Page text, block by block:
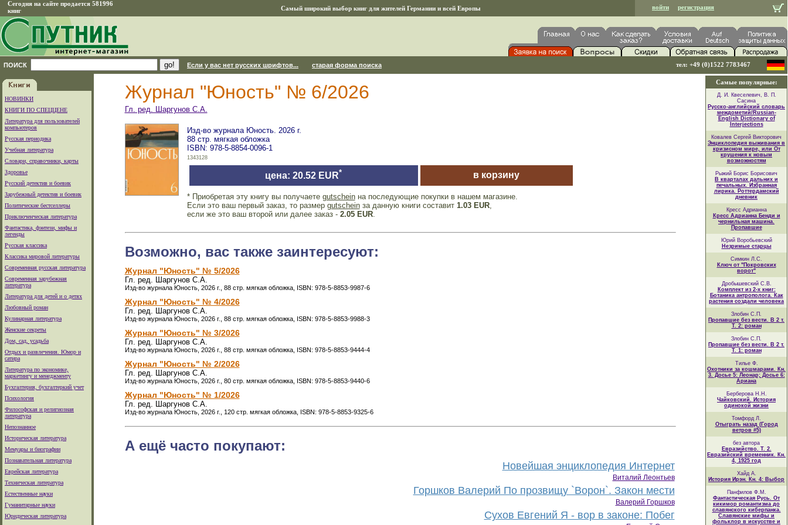
Сегодня на сайте продается 581996
книг
Самый широкий выбор книг для жителей Германии и всей Европы войти регистрация
ПОИСК Если у вас нет русских шрифтов... старая форма поиска тел: +49 (0)1522 7783467
НОВИНКИ
КНИГИ ПО СПЕЦЦЕНЕ
Литература для пользователей
компьютеров
Русская периодика
Учебная литература
Словари, справочники, карты
Здоровье
Русский детектив и боевик
Зарубежный детектив и боевик
Политические бестселлеры
Приключенческая литература
Фантастика, фэнтези, мифы и
легенды
Русская классика
Классика мировой литературы
Современная русская литература
Современная зарубежная
литература
Литература для детей и о детях
Любовный роман
Кулинарная литература
Женские секреты
Дом, сад, усадьба
Отдых и развлечения. Юмор и
сатира
Литература по экономике,
маркетингу и менеджменту
Бухгалтерия, бухгалтеркий учет
Психология
Философская и религиозная
литература
Непознанное
Историческая литература
Мемуары и биографии
Познавательная литература
Еврейская литература
Техническая литература
Естественные науки
Гуманитарные науки
Юридическая литература
Журнал "Юность" № 6/2026
Гл. ред. Шаргунов С.А.
Изд-во журнала Юность. 2026 г.
88 стр. мягкая обложка
ISBN: 978-5-8854-0096-1
1343128
цена: 20.52 EUR* в корзину
* Приобретая эту книгу вы получаете gutscheinна последующие покупки в нашем магазине.
Если это ваш первый заказ, то размер gutscheinза данную книги составит 1.03 EUR,
если же это ваш второй или далее заказ - 2.05 EUR.
Возможно, вас также заинтересуют:
Журнал "Юность" № 5/2026
Гл. ред. Шаргунов С.А.
Изд-во журнала Юность, 2026 г., 88 стр. мягкая обложка, ISBN: 978-5-8853-9987-6
Журнал "Юность" № 4/2026
Гл. ред. Шаргунов С.А.
Изд-во журнала Юность, 2026 г., 88 стр. мягкая обложка, ISBN: 978-5-8853-9988-3
Журнал "Юность" № 3/2026
Гл. ред. Шаргунов С.А.
Изд-во журнала Юность, 2026 г., 88 стр. мягкая обложка, ISBN: 978-5-8853-9444-4
Журнал "Юность" № 2/2026
Гл. ред. Шаргунов С.А.
Изд-во журнала Юность, 2026 г., 80 стр. мягкая обложка, ISBN: 978-5-8853-9440-6
Журнал "Юность" № 1/2026
Гл. ред. Шаргунов С.А.
Изд-во журнала Юность, 2026 г., 120 стр. мягкая обложка, ISBN: 978-5-8853-9325-6
А ещё часто покупают:
Новейшая энциклопедия Интернет
Виталий Леонтьев
Горшков Валерий По прозвищу `Ворон`. Закон мести
Валерий Горшков
Сухов Евгений Я - вор в законе: Побег
Самые популярные:
Д. И. Квеселевич, В. П.
Сасина
Русско-английский словарь
междометий/Russian-
English Dictionary of
Interjections
Ковалев Сергей Викторович
Энциклопедия выживания в
кризисном мире, или От
крушения к новым
возможностям
Рыжий Борис Борисович
В кварталах дальних и
печальных. Избранная
лирика. Роттердамский
дневник
Кресс Адрианна
Кресс Адрианна Бенди и
чернильная машина.
Пропавшие
Юрий Воробьевский
Незримые старцы
Симкин Л.С.
Ключ от "Покровских
ворот"
Дробышевский С.В.
Комплект из 2-х книг:
Ботаника антрополога. Как
растения создали человека
Злобин С.П.
Пропавшие без вести. В 2 т.
Т. 2: роман
Злобин С.П.
Пропавшие без вести. В 2 т.
Т. 1: роман
Тилье Ф.
Охотники за кошмарами. Кн.
3. Досье 5: Леонар; Досье 6:
Ариана
Берберова Н.Н.
Чайковский. История
одинокой жизни
Томфорд Л.
Отыграть назад (Город
ветров #5)
без автора
Евразийство. Т. 2.
Евразийский временник. Кн.
4, 1925 год
Хайд А.
История Ирэн. Кн. 4: Выбор
Панфилов Ф.М.
Фантастическая Русь. От
кикимор романтизма до
славянского киберпанка.
Славянские мифы и
фольклор в искусстве и